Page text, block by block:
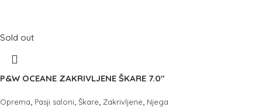
Sold out
P&W OCEANE ZAKRIVLJENE ŠKARE 7.0″
Oprema Pasji saloni Škare Zakrivljene Njega